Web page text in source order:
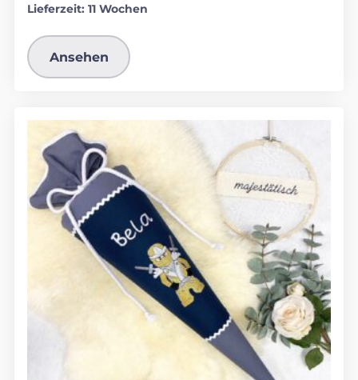
Lieferzeit: 11 Wochen
Ansehen